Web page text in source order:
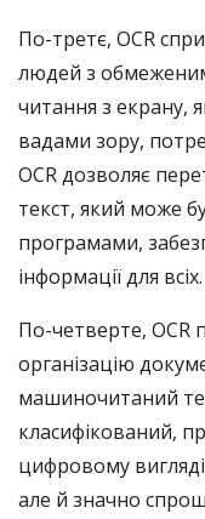
По-третє, OCR
людей з
читання з екрану,
вадами зору,
OCR дозволяє
текст, який може
програмами,
інформації для всіх.
По-четверте, OCR
організацію
машиночитаний
класифікований,
цифровому
але й значно